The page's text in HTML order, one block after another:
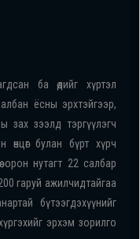
ба өдийг хүртэл
ёсны эрхтэйгээр,
зах зээлд тэргүүлэгч
булан бүрт хүрч
орон нутагт 22 салбар
гаруй ажилчидтайгаа
бүтээгдэхүүнийг
эрхэм зорилго